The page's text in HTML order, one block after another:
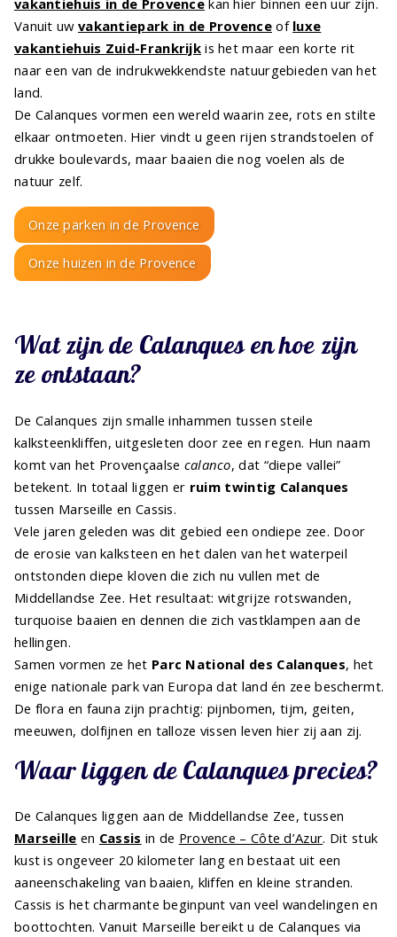
Vanuit uw vakantiepark in de Provenceof luxe
vakantiehuis Zuid-Frankrijk is het maar een korte rit
naar een van de indrukwekkendste natuurgebieden van het
land.
De Calanques vormen een wereld waarin zee, rots en stilte
elkaar ontmoeten. Hier vindt u geen rijen strandstoelen of
drukke boulevards, maar baaien die nog voelen als de
natuur zelf.
Onze parken in de Provence
Onze huizen in de Provence
Wat zijn de Calanques en hoe zijn
ze ontstaan?
De Calanques zijn smalle inhammen tussen steile
kalksteenkliffen, uitgesleten door zee en regen. Hun naam
komt van het Provençaalse calanco, dat “diepe vallei”
betekent. In totaal liggen er ruim twintig Calanques
tussen Marseille en Cassis.
Vele jaren geleden was dit gebied een ondiepe zee. Door
de erosie van kalksteen en het dalen van het waterpeil
ontstonden diepe kloven die zich nu vullen met de
Middellandse Zee. Het resultaat: witgrijze rotswanden,
turquoise baaien en dennen die zich vastklampen aan de
hellingen.
Samen vormen ze het Parc National des Calanques, het
enige nationale park van Europa dat land én zee beschermt.
De flora en fauna zijn prachtig: pijnbomen, tijm, geiten,
meeuwen, dolfijnen en talloze vissen leven hier zij aan zij.
Waar liggen de Calanques precies?
De Calanques liggen aan de Middellandse Zee, tussen
Marseille en Cassis in de Provence – Côte d’Azur. Dit stuk
kust is ongeveer 20 kilometer lang en bestaat uit een
aaneenschakeling van baaien, kliffen en kleine stranden.
Cassis is het charmante beginpunt van veel wandelingen en
boottochten. Vanuit Marseille bereikt u de Calanques via